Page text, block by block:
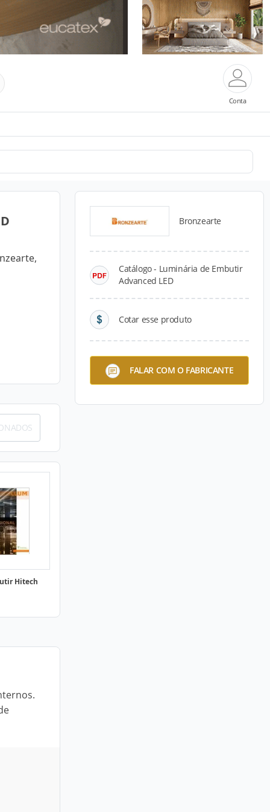
Conta
Bronzearte
Catálogo - Luminária de Embutir
Advanced LED
Cotar esse produto
FALAR COM O FABRICANTE
Hitech